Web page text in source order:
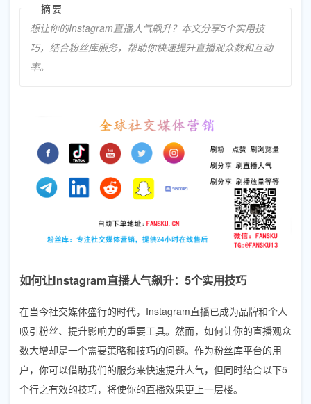
摘要
想让你的Instagram直播人气飙升？本文分享5个实用技
巧，结合粉丝库服务，帮助你快速提升直播观众数和互动
率。
如何让Instagram直播人气飙升：5个实用技巧
在当今社交媒体盛行的时代，Instagram直播已成为品牌和个人
吸引粉丝、提升影响力的重要工具。然而，如何让你的直播观众
数大增却是一个需要策略和技巧的问题。作为粉丝库平台的用
户，你可以借助我们的服务来快速提升人气，但同时结合以下5
个行之有效的技巧，将使你的直播效果更上一层楼。